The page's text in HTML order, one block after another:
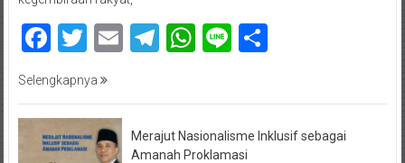
Facebook
Twitter
EmailTelegram
WhatsApp
LineShare
Selengkapnya
Merajut Nasionalisme Inklusif sebagai
Amanah Proklamasi